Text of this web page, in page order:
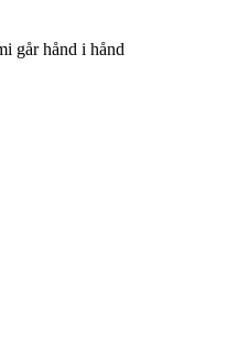
går hånd i hånd